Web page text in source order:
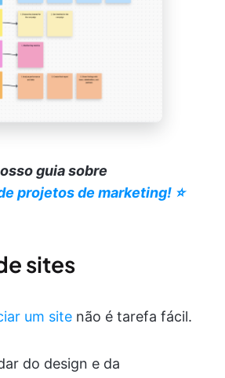
guia sobre
projetos de marketing! ⭐️
sites
um site não é tarefa fácil.
do design e da